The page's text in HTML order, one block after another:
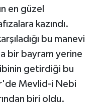
en güzel
kazındı.
bu manevi
bir bayram yerine
getirdiği bu
Mevlid-i Nebi
biri oldu.